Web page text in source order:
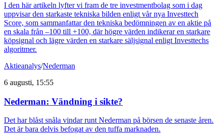
I den här artikeln lyfter vi fram de tre investmentbolag som i dag
uppvisar den starkaste tekniska bilden enligt vår nya Investtech
Score, som sammanfattar den tekniska bedömningen av en aktie på
en skala från –100 till +100, där högre värden indikerar en starkare
köpsignal och lägre värden en starkare säljsignal enligt Investtechs
algoritmer.
Aktieanalys/Nederman
6 augusti, 15:55
Nederman: Vändning i sikte?
Det har blåst snåla vindar runt Nederman på börsen de senaste åren.
Det är bara delvis befogat av den tuffa marknaden.